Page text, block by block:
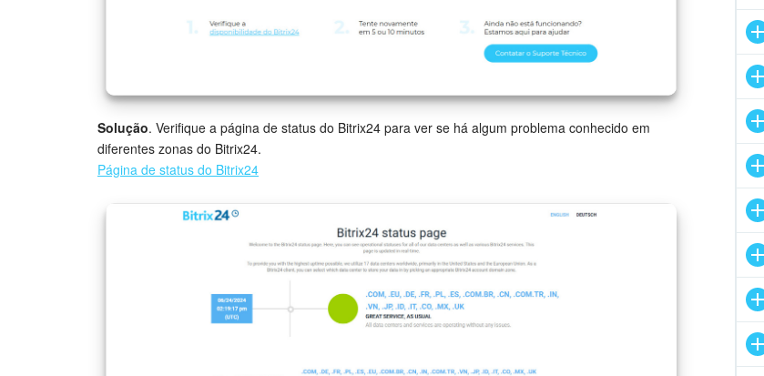
Solução. Verifique a página de status do Bitrix24 para ver se há algum problema conhecido em
diferentes zonas do Bitrix24.
Página de status do Bitrix24